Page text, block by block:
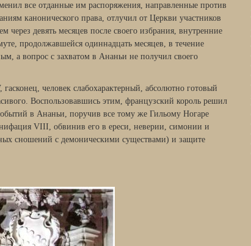
все отданные им распоряжения, направленные против
канонического права, отлучил от Церкви участников
через девять месяцев после своего избрания, внутренние
продолжавшейся одиннадцать месяцев, в течение
а вопрос с захватом в Ананьи не получил своего
человек слабохарактерный, абсолютно готовый
Воспользовавшись этим, французский король решил
в Ананьи, поручив все тому же Гильому Ногаре
VIII, обвинив его в ереси, неверии, симонии и
сношений с демоническими существами) и защите